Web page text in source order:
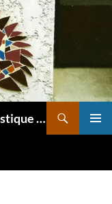
MIMI VERMICELLE / Cours Art plastique et mosaïque